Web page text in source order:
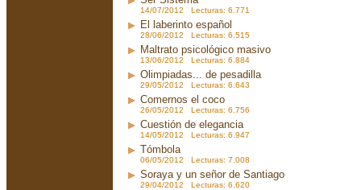
14/07/2012 Lecturas: 6.771
El laberinto español
28/06/2012 Lecturas: 6.515
Maltrato psicológico masivo
13/06/2012 Lecturas: 6.884
Olimpiadas... de pesadilla
29/05/2012 Lecturas: 6.643
Comernos el coco
26/05/2012 Lecturas: 6.756
Cuestión de elegancia
14/05/2012 Lecturas: 6.947
Tómbola
06/05/2012 Lecturas: 7.008
Soraya y un señor de Santiago
29/04/2012 Lecturas: 6.620